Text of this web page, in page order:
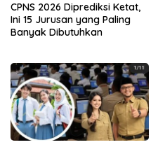
CPNS 2026 Diprediksi Ketat,
Ini 15 Jurusan yang Paling
Banyak Dibutuhkan